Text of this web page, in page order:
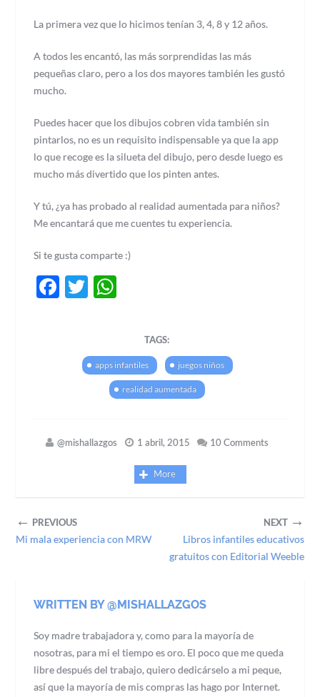
La primera vez que lo hicimos tenían 3, 4, 8 y 12 años.
A todos les encantó, las más sorprendidas las más
pequeñas claro, pero a los dos mayores también les gustó
mucho.
Puedes hacer que los dibujos cobren vida también sin
pintarlos, no es un requisito indispensable ya que la app
lo que recoge es la silueta del dibujo, pero desde luego es
mucho más divertido que los pinten antes.
Y tú, ¿ya has probado al realidad aumentada para niños?
Me encantará que me cuentes tu experiencia.
Si te gusta comparte :)
Facebook
Twitter
TAGS:
apps infantiles juegos niños
realidad aumentada
@mishallazgos 1 abril, 2015 10 Comments
More
← PREVIOUS
Mi mala experiencia con MRW
NEXT →
Libros infantiles educativos
gratuitos con Editorial Weeble
WRITTEN BY @MISHALLAZGOS
Soy madre trabajadora y, como para la mayoría de
nosotras, para mi el tiempo es oro. El poco que me queda
libre después del trabajo, quiero dedicárselo a mi peque,
así que la mayoría de mis compras las hago por Internet.